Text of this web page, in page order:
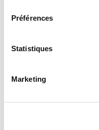
Préférences
Statistiques
Marketing